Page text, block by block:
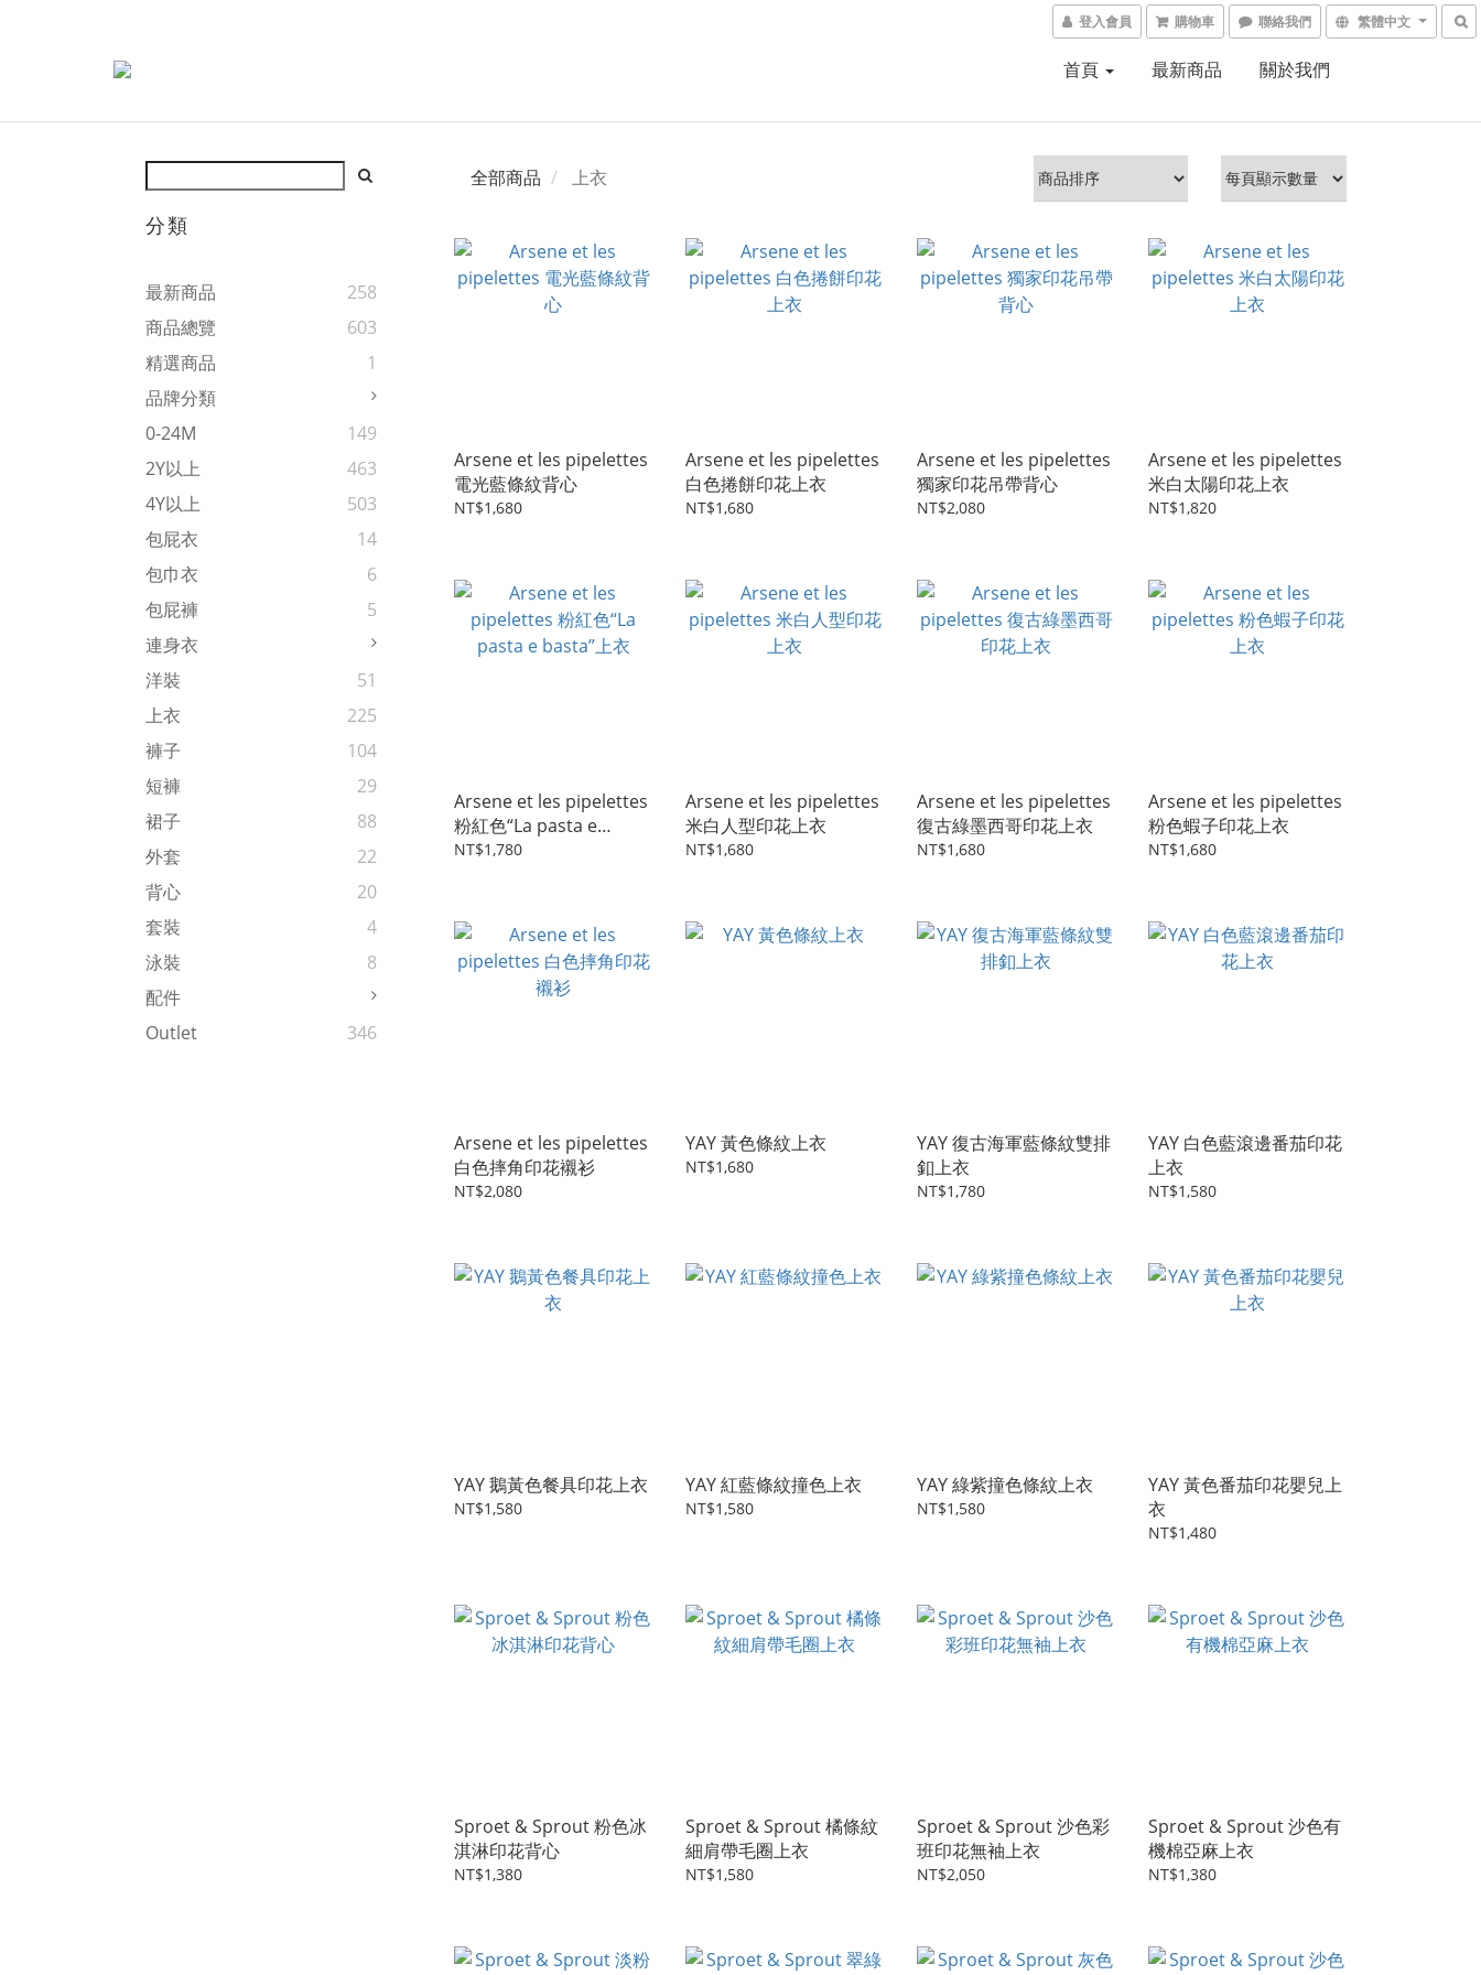
登入會員 購物車 聯絡我們 繁體中文
首頁 最新商品 關於我們
分類
最新商品
258
商品總覽
603
精選商品
1
品牌分類
0-24M
149
2Y以上
463
4Y以上
503
包屁衣
14
包巾衣
6
包屁褲
5
連身衣
洋裝
51
上衣
225
褲子
104
短褲
29
裙子
88
外套
22
背心
20
套裝
4
泳裝
8
配件
Outlet
346
全部商品 上衣
Arsene et les pipelettes
電光藍條紋背心
NT$1,680
Arsene et les pipelettes
白色捲餅印花上衣
NT$1,680
Arsene et les pipelettes
獨家印花吊帶背心
NT$2,080
Arsene et les pipelettes
米白太陽印花上衣
NT$1,820
Arsene et les pipelettes
粉紅色“La pasta e
basta”上衣
NT$1,780
Arsene et les pipelettes
米白人型印花上衣
NT$1,680
Arsene et les pipelettes
復古綠墨西哥印花上衣
NT$1,680
Arsene et les pipelettes
粉色蝦子印花上衣
NT$1,680
Arsene et les pipelettes
白色摔角印花襯衫
NT$2,080
YAY 黃色條紋上衣
NT$1,680
YAY 復古海軍藍條紋雙排
釦上衣
NT$1,780
YAY 白色藍滾邊番茄印花
上衣
NT$1,580
YAY 鵝黃色餐具印花上衣
NT$1,580
YAY 紅藍條紋撞色上衣
NT$1,580
YAY 綠紫撞色條紋上衣
NT$1,580
YAY 黃色番茄印花嬰兒上
衣
NT$1,480
Sproet & Sprout 粉色冰
淇淋印花背心
NT$1,380
Sproet & Sprout 橘條紋
細肩帶毛圈上衣
NT$1,580
Sproet & Sprout 沙色彩
班印花無袖上衣
NT$2,050
Sproet & Sprout 沙色有
機棉亞麻上衣
NT$1,380